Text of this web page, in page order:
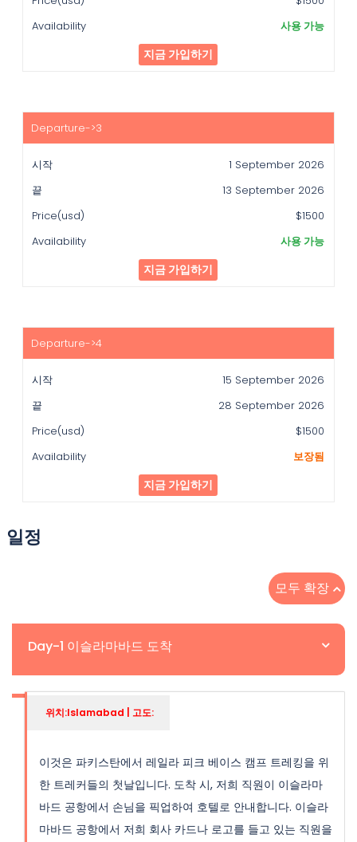
사용 가능
지금 가입하기
1 September 2026
13 September 2026
$1500
사용 가능
지금 가입하기
15 September 2026
28 September 2026
$1500
보장됨
지금 가입하기
일정
모두 확장
Day-1 이슬라마바드 도착
위치:Islamabad | 고도:
이것은 파키스탄에서 레일라 피크 베이스 캠프 트레킹을 위
한 트레커들의 첫날입니다. 도착 시, 저희 직원이 이슬라마
바드 공항에서 손님을 픽업하여 호텔로 안내합니다. 이슬라
마바드 공항에서 저희 회사 카드나 로고를 들고 있는 직원을